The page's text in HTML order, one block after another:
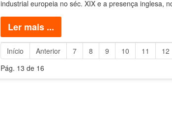
industrial europeia no séc. XIX e a presença inglesa,
Ler mais ...
Início Anterior 7 8 9 10 11 12
Pág. 13 de 16